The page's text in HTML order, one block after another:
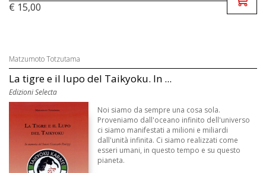
€ 15,00
Matzumoto Totzutama
La tigre e il lupo del Taikyoku. In ...
Edizioni Selecta
Noi siamo da sempre una cosa sola.
Proveniamo dall'oceano infinito dell'universo
ci siamo manifestati a milioni e miliardi
dall'unità infinita. Ci siamo realizzati come
esseri umani, in questo tempo e su questo
pianeta.